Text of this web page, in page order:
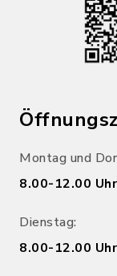
Montag und
8.00-12.00
Dienstag:
8.00-12.00